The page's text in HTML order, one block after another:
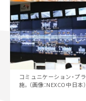
コミュニケーション・プ
施。（画像：NEXCO中日本）